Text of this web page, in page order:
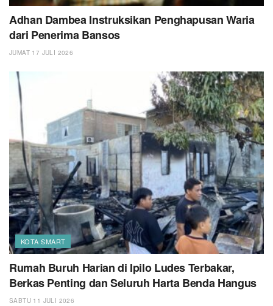
Adhan Dambea Instruksikan Penghapusan Waria
dari Penerima Bansos
JUMAT 17 JULI 2026
KOTA SMART
Rumah Buruh Harian di Ipilo Ludes Terbakar,
Berkas Penting dan Seluruh Harta Benda Hangus
SABTU 11 JULI 2026